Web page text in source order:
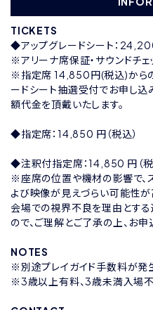
TICKETS
◆アップグレードシート：24,200
※アリーナ席保証・サウンドチェ
※指定席 14,850円(税込)からの
ードシート抽選受付でお申し込
額代金を頂戴いたします。
◆指定席：14,850 円（税込）
◆注釈付指定席：14,850 円（税
※座席の位置や機材の影響で、
よび映像が見えづらい可能性が
会場での視界不良を理由とする
ので、ご理解とご了承の上、お申
NOTES
※別途プレイガイド手数料が発
※3歳以上有料、3歳未満入場